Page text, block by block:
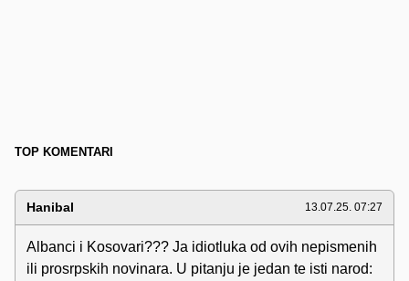
TOP KOMENTARI
Hanibal 13.07.25. 07:27
Albanci i Kosovari??? Ja idiotluka od ovih nepismenih
ili prosrpskih novinara. U pitanju je jedan te isti narod: